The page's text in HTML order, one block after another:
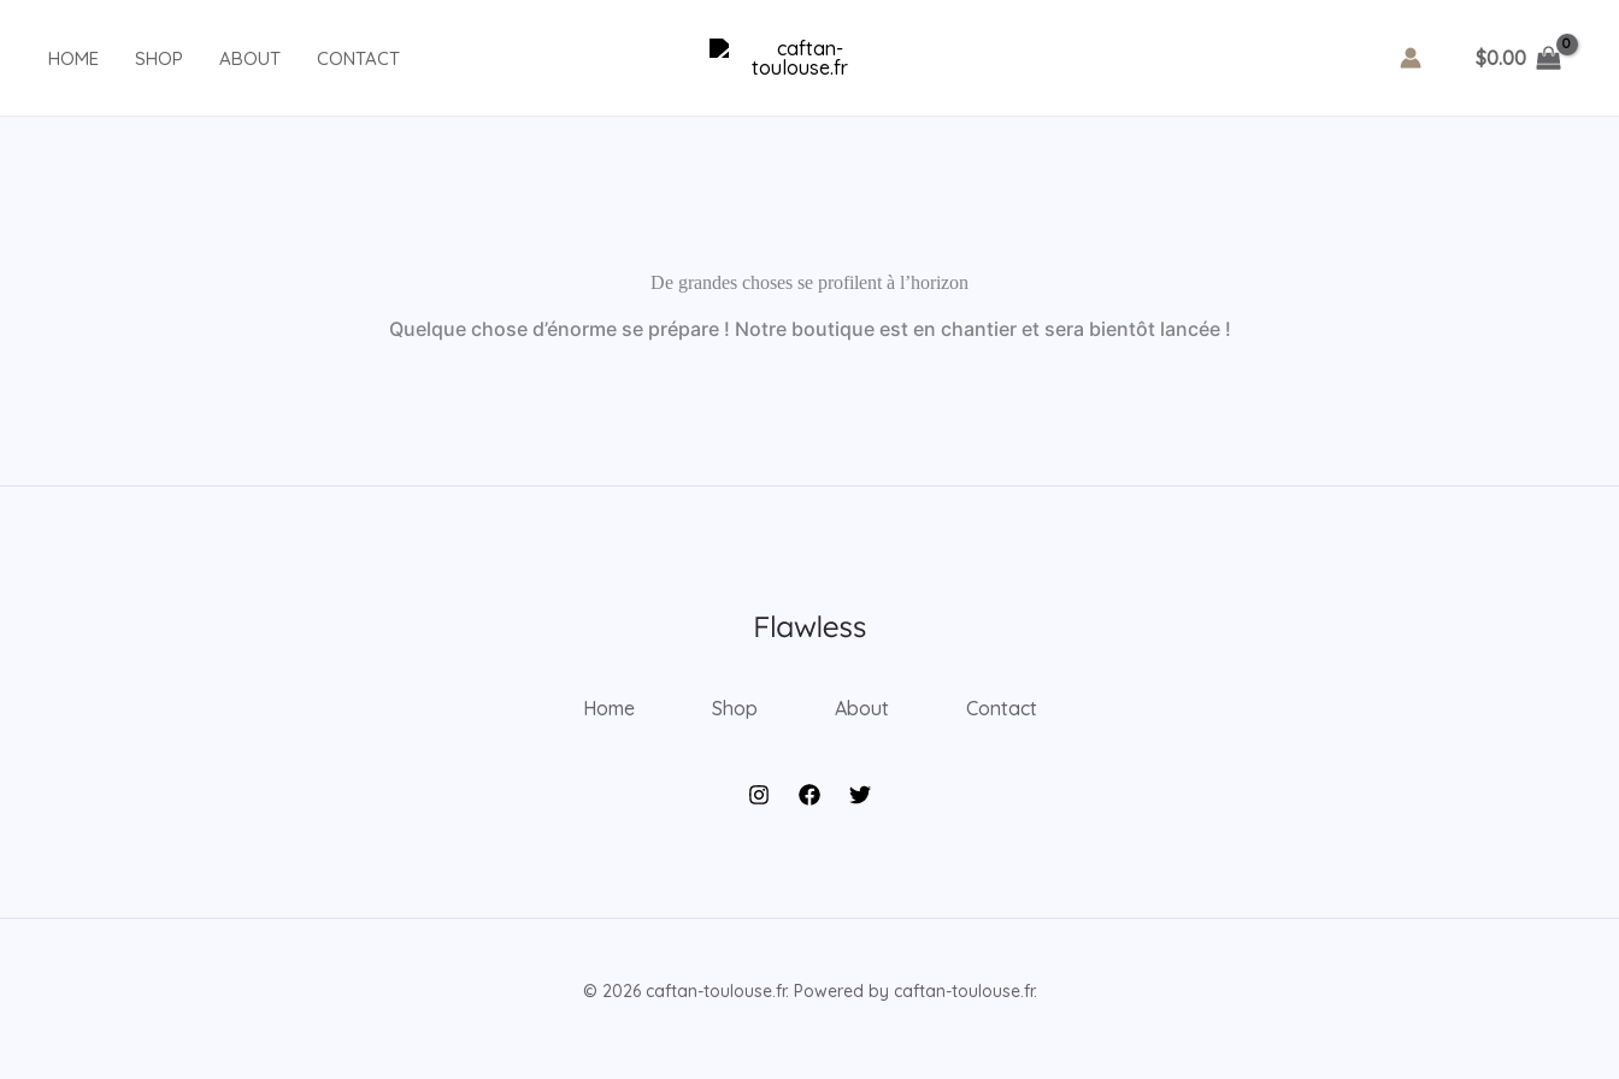
HOME SHOP ABOUT CONTACT $0.00
De grandes choses se profilent à l’horizon
Quelque chose d’énorme se prépare ! Notre boutique est en chantier et sera bientôt lancée !
Home Shop About Contact
© 2026 caftan-toulouse.fr. Powered by caftan-toulouse.fr.